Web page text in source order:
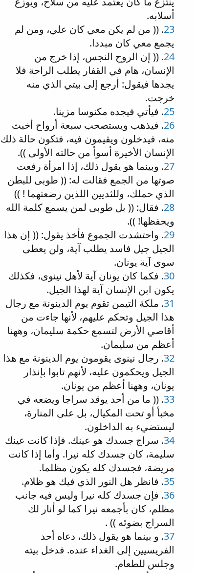
أسلابه.
23. (( من لم يكن معي كان علي، ومن لم
يجمع معي كان مبددا.
24. (( إن الروح النجس، إذا خرج من
الإنسان، هام في القفار يطلب الراحة فلا
يجدها فيقول: أرجع إلى بيتي الذي منه
خرجت.
25. فيأتي فيجده مكنوسا مزينا.
26. فيذهب ويستصحب سبعة أرواح أخبث
منه، فيدخلون ويقيمون فيه، فتكون حالة ذلك
الإنسان الأخيرة أسوأ من حالته الأولى )).
27. وبينما هو يقول ذلك، إذا امرأة رفعت
صوتها من الجمع فقالت له: (( طوبى للبطن
الذي حملك، وللثديين اللذين رضعتهما ! ))
28. فقال: (( بل طوبى لمن يسمع كلمة الله
ويحفظها! )).
29. واحتشدت الجموع فأخذ يقول: (( إن هذا
الجيل جيل فاسد يطلب آية، ولن يعطى
سوى آية يونان.
30. فكما كان يونان آية لأهل نينوى، فكذلك
يكون ابن الإنسان آية لهذا الجيل.
31. ملكة التيمن تقوم يوم الدينونة مع رجال
هذا الجيل وتحكم عليهم، لأنها جاءت من
أقاصي الأرض لتسمع حكمة سليمان، وههنا
أعظم من سليمان.
32. رجال نينوى يقومون يوم الدينونة مع هذا
الجيل ويحكمون عليه، لأنهم تابوا بإنذار
يونان، وههنا أعظم من يونان.
33. (( ما من أحد يوقد سراجا ويضعه في
مخبأ أو تحت المكيال، بل على المنارة،
ليستضيء به الداخلون.
34. سراج جسدك هو عينك. فإذا كانت عينك
سليمة، كان جسدك كله نيرا. وأما إذا كانت
مريضة، فجسدك كله يكون مظلما.
35. فانظر هل النور الذي فيك هو ظلام.
36. فإن جسدك كله نيرا وليس فيه جانب
مظلم، كان بأجمعه نيرا كما لو أنار لك
السراج بضوئه )) .
37. و بينما هو يقول ذلك، دعاه أحد
الفريسيين إلى الغداء عنده. فدخل بيته
وجلس للطعام.